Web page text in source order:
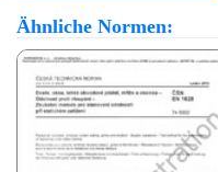
Ähnliche Normen: